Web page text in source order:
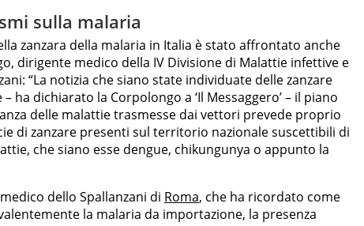
sulla malaria
zanzara della malaria in Italia è stato affrontato anche
dirigente medico della IV Divisione di Malattie infettive e
“La notizia che siano state individuate delle zanzare
ha dichiarato la Corpolongo a ‘Il Messaggero’ – il piano
delle malattie trasmesse dai vettori prevede proprio
di zanzare presenti sul territorio nazionale suscettibili di
che siano esse dengue, chikungunya o appunto la
dello Spallanzani di Roma, che ha ricordato come
la malaria da importazione, la presenza